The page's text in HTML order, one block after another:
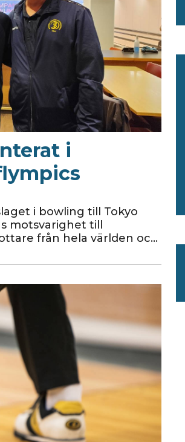
i
i bowling till Tokyo
motsvarighet till
från hela världen oc…